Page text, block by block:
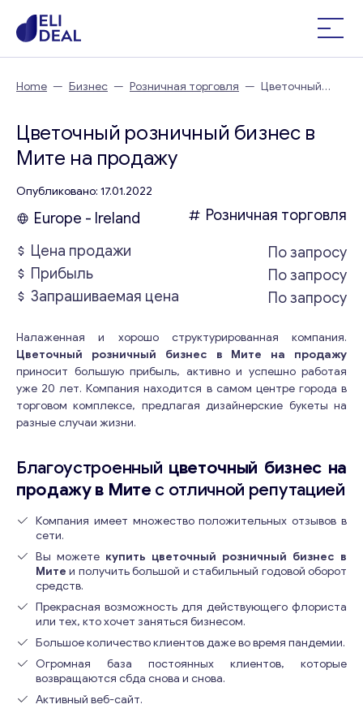
Home — Бизнес — Розничная торговля — Цветочный
Цветочный розничный бизнес в
Мите на продажу
Опубликовано: 17.01.2022
Europe - Ireland
Розничная торговля
Цена продажи
По запросу
Прибыль
По запросу
Запрашиваемая цена
По запросу
Налаженная и хорошо структурированная компания.
Цветочный розничный бизнес в Мите на продажу
приносит большую прибыль, активно и успешно работая
уже 20 лет. Компания находится в самом центре города в
торговом комплексе, предлагая дизайнерские букеты на
разные случаи жизни.
Благоустроенный цветочный бизнес на
продажу в Мите с отличной репутацией
Компания имеет множество положительных отзывов в
сети.
Вы можете купить цветочный розничный бизнес в
Мите и получить большой и стабильный годовой оборот
средств.
Прекрасная возможность для действующего флориста
или тех, кто хочет заняться бизнесом.
Большое количество клиентов даже во время пандемии.
Огромная база постоянных клиентов, которые
возвращаются сбда снова и снова.
Активный веб-сайт.